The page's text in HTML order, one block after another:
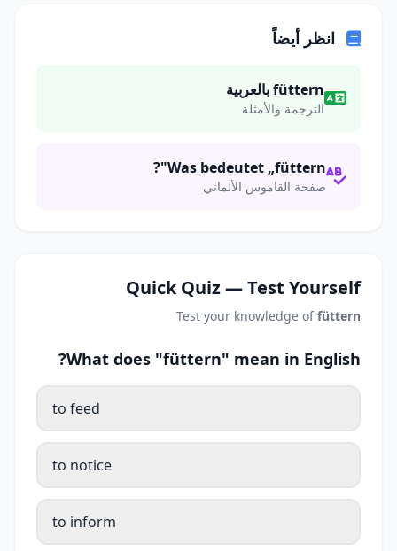
انظر أيضاً
füttern بالعربية
الترجمة والأمثلة
Was bedeutet „füttern"?
صفحة القاموس الألماني
Quick Quiz — Test Yourself
Test your knowledge offüttern
What does "füttern" mean in English?
to feed
to notice
to inform